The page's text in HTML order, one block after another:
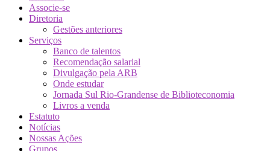
Associe-se
Diretoria
Gestões anteriores
Serviços
Banco de talentos
Recomendação salarial
Divulgação pela ARB
Onde estudar
Jornada Sul Rio-Grandense de Biblioteconomia
Livros a venda
Estatuto
Notícias
Nossas Ações
Grupos